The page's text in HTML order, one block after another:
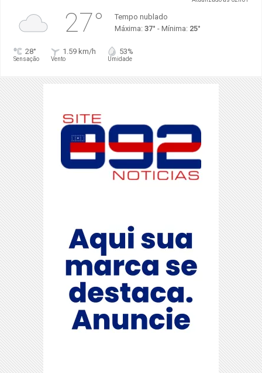
27°
Tempo nublado
Máxima: 37° - Mínima: 25°
28°
Sensação
1.59 km/h
Vento
53%
Umidade